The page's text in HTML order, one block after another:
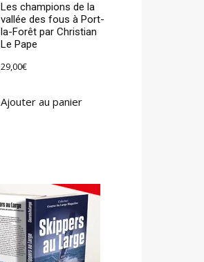
Les champions de la
vallée des fous à Port-
la-Forêt par Christian
Le Pape
29,00€
Ajouter au panier